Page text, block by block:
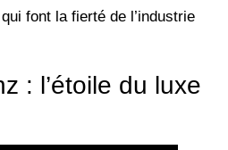
font la fierté de l’industrie
: l’étoile du luxe